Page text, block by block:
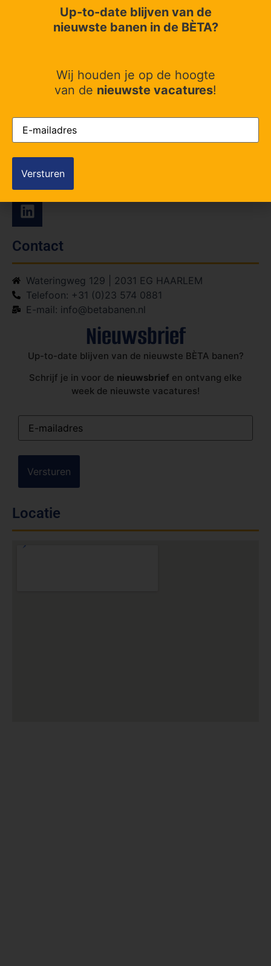
Ontdek de nieuwste en meest actuele vacatures
binnen de Bétawetenschappen. Betabanen biedt een
vacature personalisatie.
Contact
Wateringweg 129 | 2031 EG HAARLEM
Telefoon: +31 (0)23 574 0881
E-mail: info@betabanen.nl
Nieuwsbrief
Up-to-date blijven van de nieuwste BÈTA banen?
Schrijf je in voor de nieuwsbrief en ontvang elke
week de nieuwste vacatures!
E-
mailadres(Vereist)
Locatie
Up-to-date blijven van de
nieuwste banen in de BÈTA?
Wij houden je op de hoogte
van de nieuwste vacatures!
E-
mailadres(Vereist)